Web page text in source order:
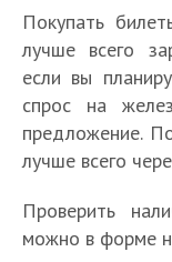
Покупать
лучше всего
если вы
спрос на
предложение.
лучше всего
Проверить
можно в форме